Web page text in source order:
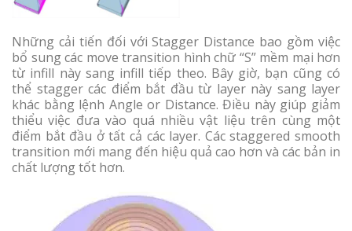
Những cải tiến đối với Stagger Distance bao gồm việc
bổ sung các move transition hình chữ “S” mềm mại hơn
từ infill này sang infill tiếp theo. Bây giờ, bạn cũng có
thể stagger các điểm bắt đầu từ layer này sang layer
khác bằng lệnh Angle or Distance. Điều này giúp giảm
thiểu việc đưa vào quá nhiều vật liệu trên cùng một
điểm bắt đầu ở tất cả các layer. Các staggered smooth
transition mới mang đến hiệu quả cao hơn và các bản in
chất lượng tốt hơn.